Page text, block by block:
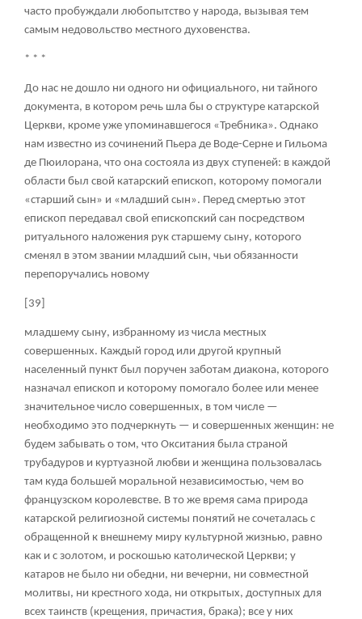
часто пробуждали любопытство у народа, вызывая тем
самым недовольство местного духовенства.
* * *
До нас не дошло ни одного ни официального, ни тайного
документа, в котором речь шла бы о структуре катарской
Церкви, кроме уже упоминавшегося «Требника». Однако
нам известно из сочинений Пьера де Воде-Серне и Гильома
де Пюилорана, что она состояла из двух ступеней: в каждой
области был свой катарский епископ, которому помогали
«старший сын» и «младший сын». Перед смертью этот
епископ передавал свой епископский сан посредством
ритуального наложения рук старшему сыну, которого
сменял в этом звании младший сын, чьи обязанности
перепоручались новому
[39]
младшему сыну, избранному из числа местных
совершенных. Каждый город или другой крупный
населенный пункт был поручен заботам диакона, которого
назначал епископ и которому помогало более или менее
значительное число совершенных, в том числе —
необходимо это подчеркнуть — и совершенных женщин: не
будем забывать о том, что Окситания была страной
трубадуров и куртуазной любви и женщина пользовалась
там куда большей моральной независимостью, чем во
французском королевстве. В то же время сама природа
катарской религиозной системы понятий не сочеталась с
обращенной к внешнему миру культурной жизнью, равно
как и с золотом, и роскошью католической Церкви; у
катаров не было ни обедни, ни вечерни, ни совместной
молитвы, ни крестного хода, ни открытых, доступных для
всех таинств (крещения, причастия, брака); все у них